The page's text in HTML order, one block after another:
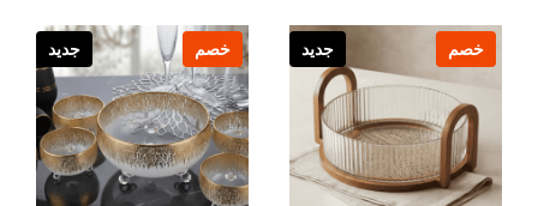
خصم جديد خصم جديد